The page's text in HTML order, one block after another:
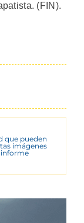
(FIN).
que pueden
imágenes
informe